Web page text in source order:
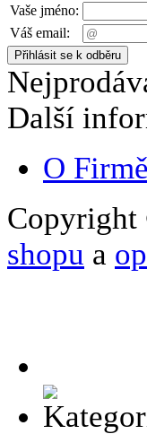
Vaše jméno:
Váš email:
Další
O Firmě
shopu a